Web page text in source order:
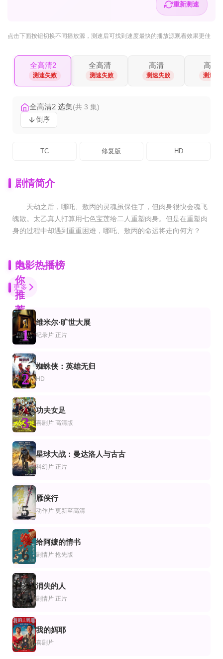
重新测速
点击下面按钮切换不同播放源 ，测速后可找到速度最快的播放源观看效果更佳
全高清2
测速失败
全高清
测速失败
高清
测速失败
高清2
测速失
全高清2 选集(共 3 集)
倒序
TC 修复版 HD
剧情简介
天劫之后，哪吒、敖丙的灵魂虽保住了，但肉身很快会魂飞
魄散。太乙真人打算用七色宝莲给二人重塑肉身。但是在重塑肉
身的过程中却遇到重重困难，哪吒、敖丙的命运将走向何方？
为
你
推
荐
HD中字
哥斯拉大战金刚
亚卡里的奇妙之旅
HD
火星上的最后时日
HD中字
逃狱兄弟3
谭耀文,吴卓羲,黄德斌,张建声,栢天男,陈豪,张继聪,邹文正,黄祥兴,骆振伟
旋转牛郎1994
史蒂芬·鲍德温,卢克·贝里
HD中字
永恒生活
约瑟夫·哈德,托比亚斯·莫雷蒂,诺拉·冯·瓦尔茨特滕,罗兰德·迪林格
王牌预言
Chris Nelson,Paulette Todd,Karen Boles
HD中字
上帝也疯狂
马瑞斯·威尔斯,Sandra,Prinsloo,历苏,Louw,Verwey,Michael,Thys
HD
追龙
甄子丹,刘德华,姜皓文,郑则仕,刘浩龙,汤镇业,喻亢,胡然,徐冬冬,黄日华,陈惠敏,
徘徊2010
杰米·布莱克利,考特尼·霍普,鲁塔·格德敏塔斯,乔什·鲍曼,撒克逊·特雷纳
HD
决不姑息
侯勇,成泰燊
正片
Any Bullet Will Do
Kevin Makely,布鲁斯·戴维森,Jenny Curtis
圣化
丹尼尔·别林斯基,蒂芙尼·康威尔,安德鲁·惠勒
正片
灵猫 C.A.T
冲田浩之,勝生真沙子,阪修,大塚周夫
正片
珠光宝气1994
袁咏仪,钟丽缇
电影热播榜
更多
1
维米尔·旷世大展
纪录片 正片
2
蜘蛛侠：英雄无归
HD
3
功夫女足
喜剧片 高清版
4
星球大战：曼达洛人与古古
科幻片 正片
5
雁侠行
动作片 更新至高清
6
给阿嬷的情书
剧情片 抢先版
7
消失的人
剧情片 正片
8
我的妈耶
喜剧片